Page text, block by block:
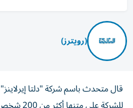
(رويترز)
قال متحدث باسم ‌شركة "دلتا إيرلاينز"